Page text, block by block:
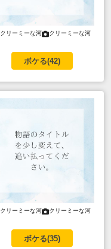
クリーミーな河 クリーミーな河
ボケる(42)
クリーミーな河 クリーミーな河
ボケる(35)